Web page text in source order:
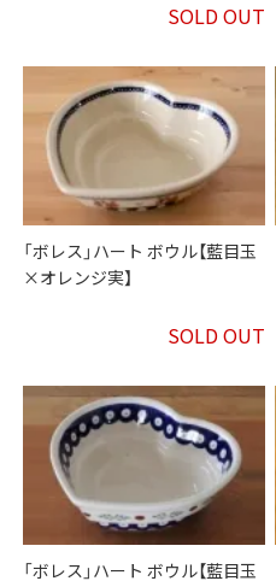
SOLD OUT
「ボレス」ハート ボウル【藍目玉
×オレンジ実】
SOLD OUT
「ボレス」ハート ボウル【藍目玉